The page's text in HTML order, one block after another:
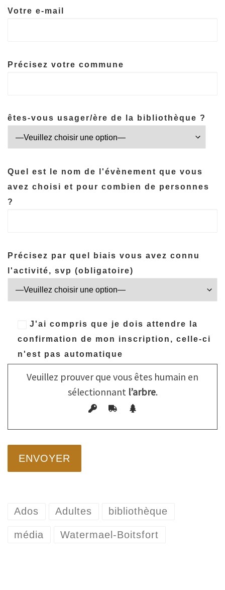
Votre e-mail
Précisez votre commune
êtes-vous usager/ère de la bibliothèque ?
Quel est le nom de l'évènement que vous
avez choisi et pour combien de personnes
?
Précisez par quel biais vous avez connu
l'activité, svp (obligatoire)
J'ai compris que je dois attendre la
confirmation de mon inscription, celle-ci
n'est pas automatique
Veuillez prouver que vous êtes humain en
sélectionnantl’arbre.
Ados Adultes bibliothèque
média Watermael-Boitsfort